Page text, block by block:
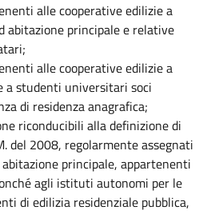
alle cooperative edilizie a
abitazione principale e relative
alle cooperative edilizie a
a studenti universitari soci
di residenza anagrafica;
riconducibili alla definizione di
del 2008, regolarmente assegnati
principale, appartenenti
agli istituti autonomi per le
di edilizia residenziale pubblica,